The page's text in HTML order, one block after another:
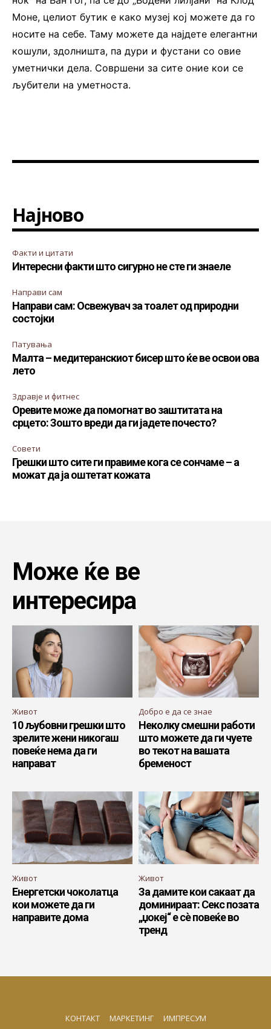
Моне, целиот бутик е како музеј кој можете да го
носите на себе. Таму можете да најдете елегантни
кошули, здолништа, па дури и фустани со овие
уметнички дела. Совршени за сите оние кои се
љубители на уметноста.
Најново
Факти и цитати
Интересни факти што сигурно не сте ги знаеле
Направи сам
Направи сам: Освежувач за тоалет од природни
состојки
Патувања
Малта – медитеранскиот бисер што ќе ве освои ова
лето
Здравје и фитнес
Оревите може да помогнат во заштитата на
срцето: Зошто вреди да ги јадете почесто?
Совети
Грешки што сите ги правиме кога се сончаме – а
можат да ја оштетат кожата
Може ќе ве
интересира
Живот
10 љубовни грешки што
зрелите жени никогаш
повеќе нема да ги
направат
Добро е да се знае
Неколку смешни работи
што можете да ги чуете
во текот на вашата
бременост
Живот
Енергетски чоколатца
кои можете да ги
направите дома
Живот
За дамите кои сакаат да
доминираат: Секс позата
„џокеј“ е сѐ повеќе во
тренд
КОНТАКТ МАРКЕТИНГ ИМПРЕСУМ